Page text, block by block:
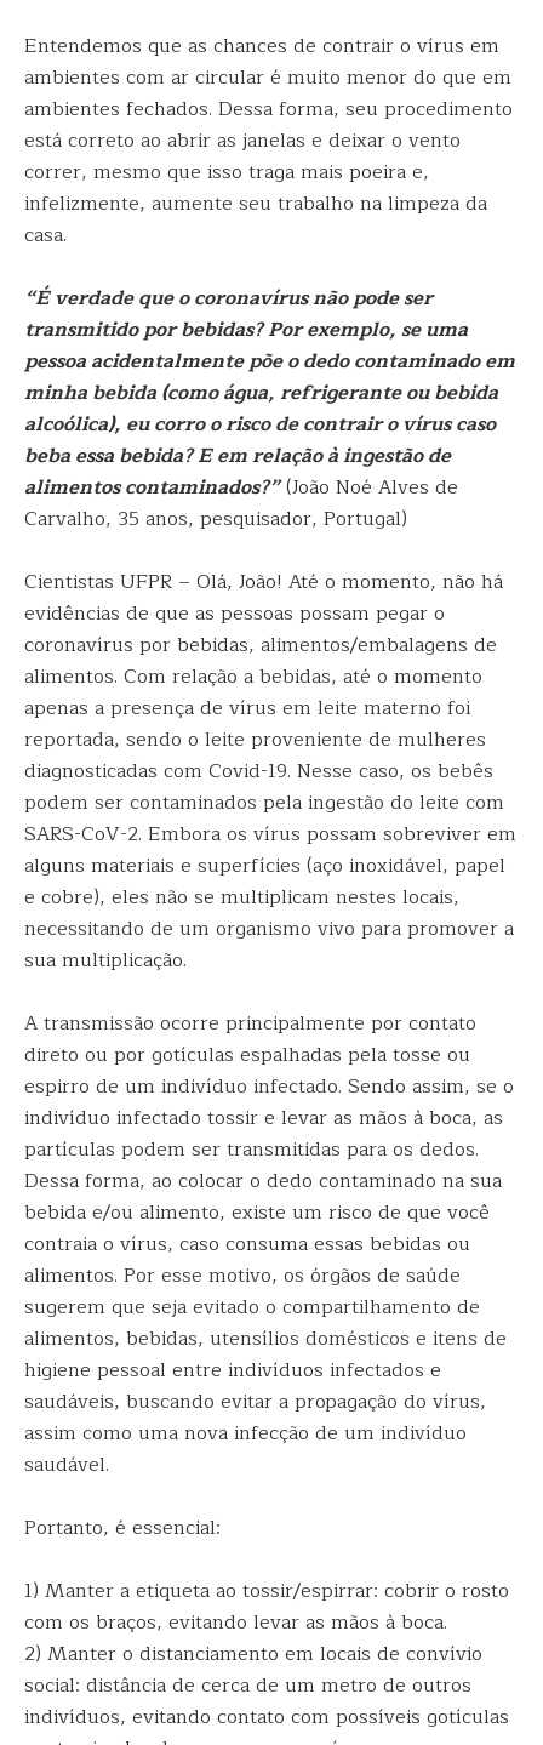
Entendemos que as chances de contrair o vírus em
ambientes com ar circular é muito menor do que em
ambientes fechados. Dessa forma, seu procedimento
está correto ao abrir as janelas e deixar o vento
correr, mesmo que isso traga mais poeira e,
infelizmente, aumente seu trabalho na limpeza da
casa.
“É verdade que o coronavírus não pode ser
transmitido por bebidas? Por exemplo, se uma
pessoa acidentalmente põe o dedo contaminado em
minha bebida (como água, refrigerante ou bebida
alcoólica), eu corro o risco de contrair o vírus caso
beba essa bebida? E em relação à ingestão de
alimentos contaminados?”(João Noé Alves de
Carvalho, 35 anos, pesquisador, Portugal)
Cientistas UFPR – Olá, João! Até o momento, não há
evidências de que as pessoas possam pegar o
coronavírus por bebidas, alimentos/embalagens de
alimentos. Com relação a bebidas, até o momento
apenas a presença de vírus em leite materno foi
reportada, sendo o leite proveniente de mulheres
diagnosticadas com Covid-19. Nesse caso, os bebês
podem ser contaminados pela ingestão do leite com
SARS-CoV-2. Embora os vírus possam sobreviver em
alguns materiais e superfícies (aço inoxidável, papel
e cobre), eles não se multiplicam nestes locais,
necessitando de um organismo vivo para promover a
sua multiplicação.
A transmissão ocorre principalmente por contato
direto ou por gotículas espalhadas pela tosse ou
espirro de um indivíduo infectado. Sendo assim, se o
indivíduo infectado tossir e levar as mãos à boca, as
partículas podem ser transmitidas para os dedos.
Dessa forma, ao colocar o dedo contaminado na sua
bebida e/ou alimento, existe um risco de que você
contraia o vírus, caso consuma essas bebidas ou
alimentos. Por esse motivo, os órgãos de saúde
sugerem que seja evitado o compartilhamento de
alimentos, bebidas, utensílios domésticos e itens de
higiene pessoal entre indivíduos infectados e
saudáveis, buscando evitar a propagação do vírus,
assim como uma nova infecção de um indivíduo
saudável.
Portanto, é essencial:
1) Manter a etiqueta ao tossir/espirrar: cobrir o rosto
com os braços, evitando levar as mãos à boca.
2) Manter o distanciamento em locais de convívio
social: distância de cerca de um metro de outros
indivíduos, evitando contato com possíveis gotículas